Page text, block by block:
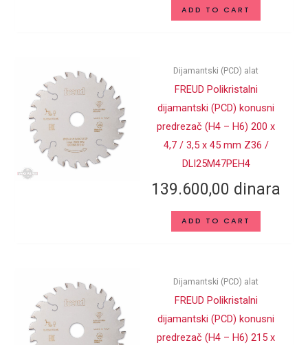
ADD TO CART
Dijamantski (PCD) alat
FREUD Polikristalni
dijamantski (PCD) konusni
predrezač (H4 – H6) 200 x
4,7 / 3,5 x 45 mm Z36 /
DLI25M47PEH4
139.600,00 dinara
ADD TO CART
Dijamantski (PCD) alat
FREUD Polikristalni
dijamantski (PCD) konusni
predrezač (H4 – H6) 215 x